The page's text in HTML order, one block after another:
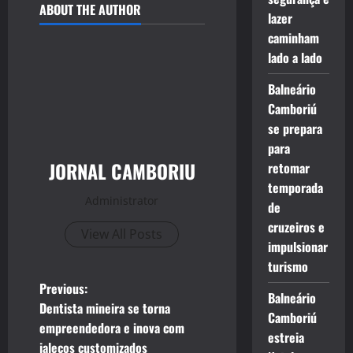
ABOUT THE AUTHOR
JORNAL CAMBORIU
Administrator
View All Posts
P
o
Previous:
Dentista mineira se torna
empreendedora e inova com
jalecos customizados
lazer
caminham
lado a lado
Balneário
Camboriú
se prepara
para
retomar
temporada
de
cruzeiros e
impulsionar
turismo
Balneário
Camboriú
estreia